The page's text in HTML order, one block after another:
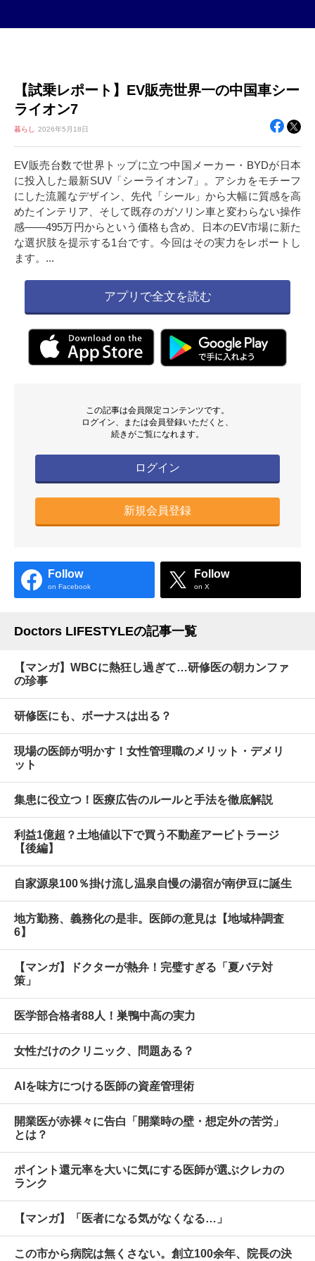
【試乗レポート】EV販売世界一の中国車シー
ライオン7
暮らし 2026年5月18日
EV販売台数で世界トップに立つ中国メーカー・BYDが日本
に投入した最新SUV「シーライオン7」。アシカをモチーフ
にした流麗なデザイン、先代「シール」から大幅に質感を高
めたインテリア、そして既存のガソリン車と変わらない操作
感――495万円からという価格も含め、日本のEV市場に新た
な選択肢を提示する1台です。今回はその実力をレポートし
ます。...
アプリで全文を読む
この記事は会員限定コンテンツです。
ログイン、または会員登録いただくと、
続きがご覧になれます。
ログイン
新規会員登録
Follow
on Facebook
Follow
on X
Doctors LIFESTYLEの記事一覧
【マンガ】WBCに熱狂し過ぎて…研修医の朝カンファ
の珍事
研修医にも、ボーナスは出る？
現場の医師が明かす！女性管理職のメリット・デメリ
ット
集患に役立つ！医療広告のルールと手法を徹底解説
利益1億超？土地値以下で買う不動産アービトラージ
【後編】
自家源泉100％掛け流し温泉自慢の湯宿が南伊豆に誕生
地方勤務、義務化の是非。医師の意見は【地域枠調査
6】
【マンガ】ドクターが熱弁！完璧すぎる「夏バテ対
策」
医学部合格者88人！巣鴨中高の実力
女性だけのクリニック、問題ある？
AIを味方につける医師の資産管理術
開業医が赤裸々に告白「開業時の壁・想定外の苦労」
とは？
ポイント還元率を大いに気にする医師が選ぶクレカの
ランク
【マンガ】「医者になる気がなくなる…」
この市から病院は無くさない。創立100余年、院長の決